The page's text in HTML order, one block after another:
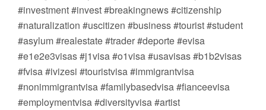
#investment #invest #breakingnews #citizenship
#naturalization #uscitizen #business #tourist #student
#asylum #realestate #trader #deporte #evisa
#e1e2e3visas #j1visa #o1visa #usavisas #b1b2visas
#fvisa #ivizesi #touristvisa #immigrantvisa
#nonimmigrantvisa #familybasedvisa #fianceevisa
#employmentvisa #diversityvisa #artist